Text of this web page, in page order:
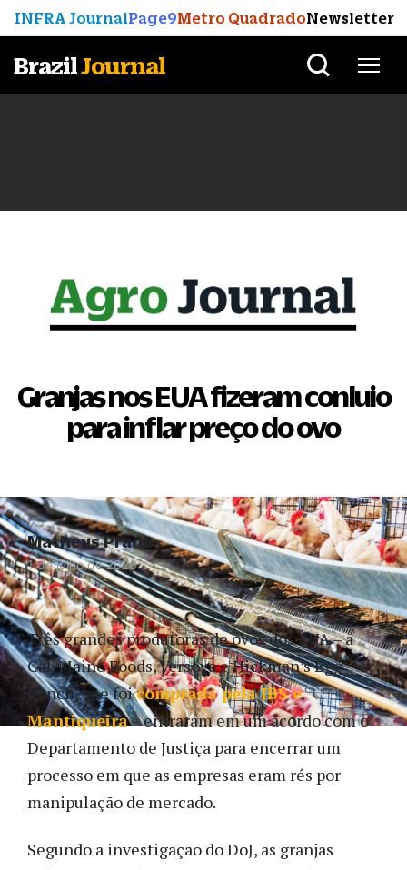
INFRA JournalPage9Metro QuadradoNewsletter
BrazilJournal
Granjas nos EUA fizeram conluio
para inflar preço do ovo
1 de julho de 2026
Três grandes produtoras de ovos dos EUA – a
Cal-Maine Foods, Versova e Hickman’s Egg
Ranch, que foicomprada pela JBS e
Mantiqueira– entraram em um acordo com o
Departamento de Justiça para encerrar um
processo em que as empresas eram rés por
manipulação de mercado.
Segundo a investigação do DoJ, as granjas
Matheus Prado